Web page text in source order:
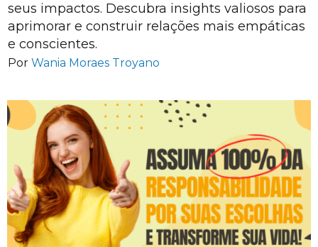
seus impactos. Descubra insights valiosos para
aprimorar e construir relações mais empáticas
e conscientes.
Por Wania Moraes Troyano